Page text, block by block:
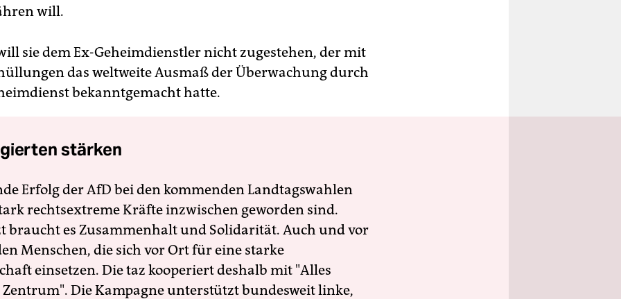
will.
sie dem Ex-Geheimdienstler nicht zugestehen, der mit
das weltweite Ausmaß der Überwachung durch
bekanntgemacht hatte.
stärken
Erfolg der AfD bei den kommenden Landtagswahlen
rechtsextreme Kräfte inzwischen geworden sind.
braucht es Zusammenhalt und Solidarität. Auch und vor
Menschen, die sich vor Ort für eine starke
einsetzen. Die taz kooperiert deshalb mit "Alles
Die Kampagne unterstützt bundesweit linke,